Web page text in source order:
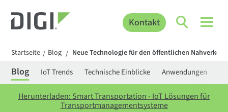
Kontakt
Startseite / Blog / Neue Technologie für den öffentlichen
Blog IoT Trends Technische Einblicke Anwendungen
Herunterladen: Smart Transportation - IoT Lösungen für
Transportmanagementsysteme